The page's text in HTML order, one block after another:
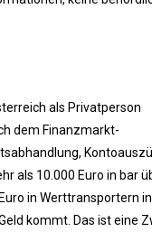
als Privatperson
dem Finanzmarkt-
als 10.000 Euro in bar
in Werttransportern
kommt. Das ist eine